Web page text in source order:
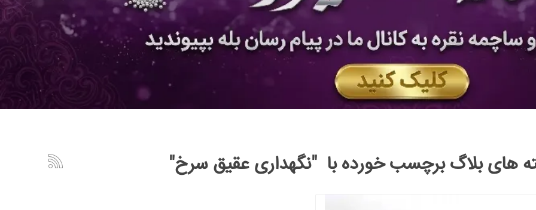
های بلاگ برچسب خورده با "نگهداری عقیق سرخ"